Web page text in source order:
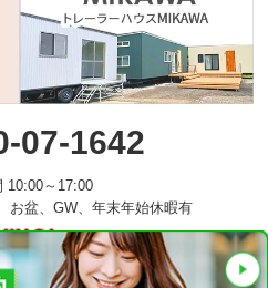
07-1642
10:00～17:00
盆、GW、年末年始休暇有